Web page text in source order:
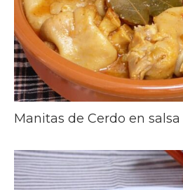
Manitas de Cerdo en